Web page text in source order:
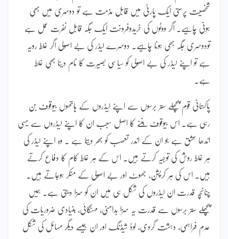
شخصیت پرستی ایک پارٹی میں قابل مذمت ہے تو دوسری میں بھی
ہونی چاہیے۔ اگر ووٹوں کی خریدوفروخت ایک جگہ قابل نفرت عمل ہے
تودوسری جگہ بھی ہونا چاہیے۔ دوسرے لیڈر کی بے اصولی اگر غلط رویہ
ہے تو اپنے لیڈر کی بے اصولی کو سیاسی بصیرت کا نام دینا بھی غلط
ہے۔
پاکستانی قوم پچھلے ستر برسوں سے اپنے لیڈروں کے ہاتھوں بیوقوف بن
رہی ہے۔ اس بیوقوف بننے کا اصل سبب ان کا اپنے لیڈروں سے یہی
اندھا عشق ہے جو ان کے اندر تعصب کو بھر دیتا ہے ۔ وہ اپنے لیڈر کی
ہر غلط روش کی توجیہ کرتے ہیں۔ اس کے ہر غلط کام کا دفاع کرتے
ہیں۔ اس کی ہر کرپشن، جھوٹ اور بے اصولی کے منکر ہوجاتے ہیں۔
چنانچہ قدرت ان لیڈروں کی شکل ہی میں ان کو سزا دیتی ہے۔ ہمیں
پچھلے ستر برسوں سے قدرت یہ سزا بدامنی، مہنگائی، بنیادی ضروریات کی
عدم فراہمی، دہشت گردی، لوڈ شیڈنگ اور ان جیسے دیگر مسائل کی شکل